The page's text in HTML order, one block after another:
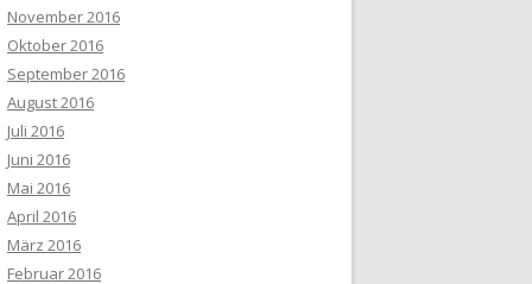
November 2016
Oktober 2016
September 2016
August 2016
Juli 2016
Juni 2016
Mai 2016
April 2016
März 2016
Februar 2016